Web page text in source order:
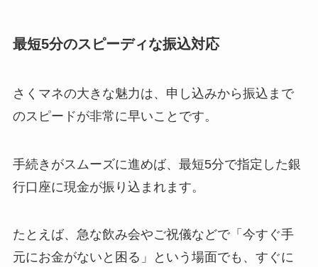
最短5分のスピーディな振込対応
さくマネの大きな魅力は、申し込みから振込まで
のスピードが非常に早いことです。
手続きがスムーズに進めば、最短5分で指定した銀
行口座に現金が振り込まれます。
たとえば、急な飲み会やご祝儀などで「今すぐ手
元にお金がないと困る」という場面でも、すぐに